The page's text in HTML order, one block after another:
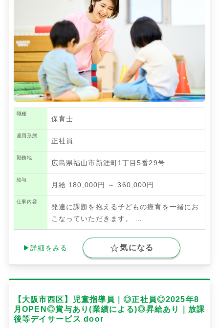
職種
保育士
雇用形態
正社員
勤務地
広島県福山市新涯町1丁目5番29号…
給与
月給 180,000円 ～ 360,000円
仕事内容
発達に課題を抱える子どもの療育を一緒にお
こなっていただきます。
…
▶詳細をみる 気になる
【大阪市西区】児童指導員｜◎正社員◎2025年8
月OPEN◎賞与あり(業績による)◎昇給あり｜放課
後等デイサービス door